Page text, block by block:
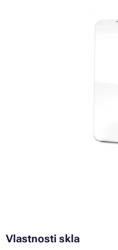
Vlastnosti skla